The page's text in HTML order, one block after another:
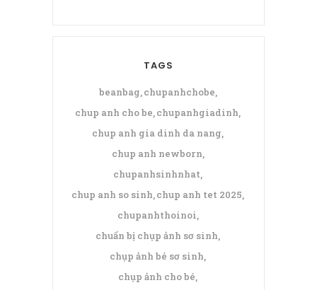
TAGS
beanbag chupanhchobe
chup anh cho be chupanhgiadinh
chup anh gia dinh da nang
chup anh newborn
chupanhsinhnhat
chup anh so sinh chup anh tet 2025
chupanhthoinoi
chuẩn bị chụp ảnh sơ sinh
chụp ảnh bé sơ sinh
chụp ảnh cho bé